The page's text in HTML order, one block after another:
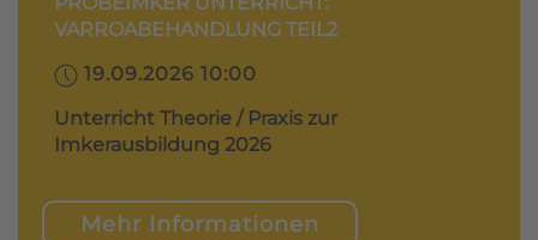
VARROABEHANDLUNG TEIL2
19.09.2026 10:00
Unterricht Theorie / Praxis zur
Imkerausbildung 2026
Mehr Informationen